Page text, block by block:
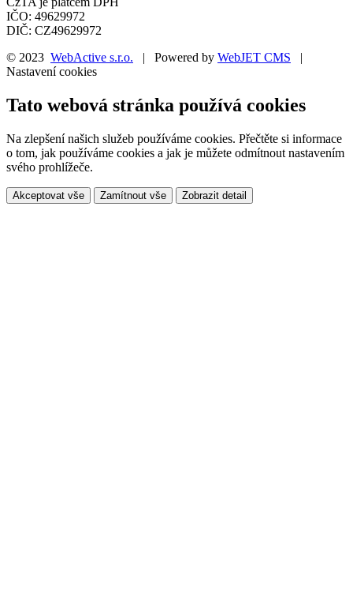
IČO: 49629972
DIČ: CZ49629972
© 2023 WebActive s.r.o. | Powered by WebJET CMS |
Nastavení cookies
Tato webová stránka používá cookies
Na zlepšení našich služeb používáme cookies. Přečtěte si informace
o tom, jak používáme cookies a jak je můžete odmítnout nastavením
svého prohlížeče.
Akceptovat vše Zamítnout vše Zobrazit detail